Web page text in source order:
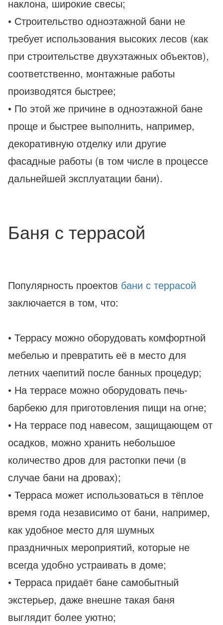
наклона, широкие свесы;
• Строительство одноэтажной бани не
требует использования высоких лесов (как
при строительстве двухэтажных объектов),
соответственно, монтажные работы
производятся быстрее;
• По этой же причине в одноэтажной бане
проще и быстрее выполнить, например,
декоративную отделку или другие
фасадные работы (в том числе в процессе
дальнейшей эксплуатации бани).
Баня с террасой
Популярность проектов бани с террасой
заключается в том, что:
• Террасу можно оборудовать комфортной
мебелью и превратить её в место для
летних чаепитий после банных процедур;
• На террасе можно оборудовать печь-
барбекю для приготовления пищи на огне;
• На террасе под навесом, защищающем от
осадков, можно хранить небольшое
количество дров для растопки печи (в
случае бани на дровах);
• Терраса может использоваться в тёплое
время года независимо от бани, например,
как удобное место для шумных
праздничных мероприятий, которые не
всегда удобно устраивать в доме;
• Терраса придаёт бане самобытный
экстерьер, даже внешне такая баня
выглядит более уютно;